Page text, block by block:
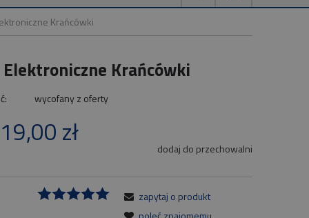
Krańcówki
Krańcówki
wycofany z oferty
zł dodaj do przechowalni
zapytaj o produkt